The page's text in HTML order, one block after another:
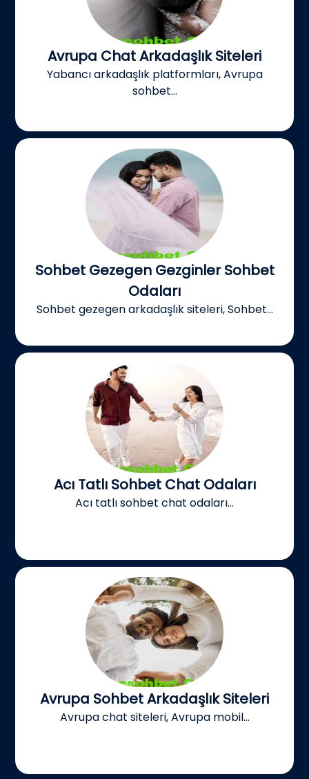
Avrupa Chat Arkadaşlık Siteleri
Yabancı arkadaşlık platformları, Avrupa
sohbet...
Sohbet Gezegen Gezginler Sohbet
Odaları
Sohbet gezegen arkadaşlık siteleri, Sohbet...
Acı Tatlı Sohbet Chat Odaları
Acı tatlı sohbet chat odaları...
Avrupa Sohbet Arkadaşlık Siteleri
Avrupa chat siteleri, Avrupa mobil...